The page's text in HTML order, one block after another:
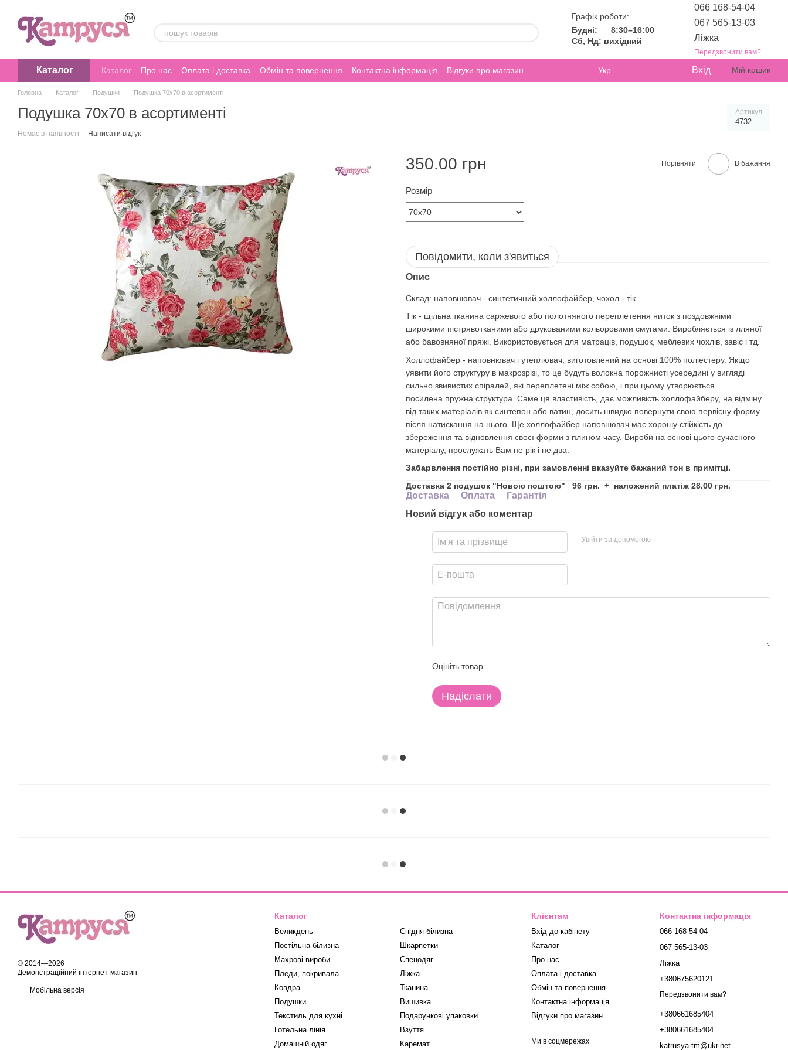
Графік роботи:
Будні:
8:30–16:00
Сб, Нд: вихідний
066 168-54-04
067 565-13-03
Ліжка
Передзвонити вам?
Каталог Каталог Про нас Оплата і доставка Обмін та повернення Контактна інформація Відгуки про магазин Укр Вхід Мій кошик
Головна Каталог Подушки Подушка 70х70 в асортименті
Подушка 70х70 в асортименті Артикул
4732
Немає в наявності Написати відгук
350.00 грн Порівняти В бажання
Розмір
Повідомити, коли з'явиться
Опис
Склад: наповнювач - синтетичний холлофайбер, чохол - тік
Тік - щільна тканина саржевого або полотняного переплетення ниток з поздовжніми
широкими пістрявотканими або друкованими кольоровими смугами. Виробляється із лляної
або бавовняної пряжі. Використовується для матраців, подушок, меблевих чохлів, завіс і тд.
Холлофайбер - наповнювач і утеплювач, виготовлений на основі 100% поліестеру. Якщо
уявити його структуру в макрозрізі, то це будуть волокна порожнисті усередині у вигляді
сильно звивистих спіралей, які переплетені між собою, і при цьому утворюється
посилена пружна структура. Саме ця властивість, дає можливість холлофайберу, на відміну
від таких матеріалів як синтепон або ватин, досить швидко повернути свою первісну форму
після натискання на нього. Ще холлофайбер наповнювач має хорошу стійкість до
збереження та відновлення своєї форми з плином часу. Вироби на основі цього сучасного
матеріалу, прослужать Вам не рік і не два.
Забарвлення постійно різні, при замовленні вказуйте бажаний тон в примітці.
Доставка 2 подушок "Новою поштою" 96 грн. + наложений платіж 28.00 грн.
Доставка Оплата
Гарантія
Новий відгук або коментар
Увійти за допомогою
Оцініть товар
Надіслати
© 2014—2026
Демонстраційний інтернет-магазин
Мобільна версія
Каталог
Великдень
Постільна білизна
Махрові вироби
Пледи, покривала
Ковдра
Подушки
Текстиль для кухні
Готельна лінія
Домашній одяг
Спідня білизна
Шкарпетки
Спецодяг
Ліжка
Тканина
Вишивка
Подарункові упаковки
Взуття
Каремат
Клієнтам
Вхід до кабінету
Каталог
Про нас
Оплата і доставка
Обмін та повернення
Контактна інформація
Відгуки про магазин
Ми в соцмережах
Контактна інформація
066 168-54-04
067 565-13-03
Ліжка
+380675620121
Передзвонити вам?
+380661685404
+380661685404
katrusya-tm@ukr.net